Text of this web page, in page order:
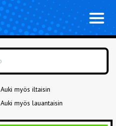
Auki myös iltaisin
Auki myös lauantaisin